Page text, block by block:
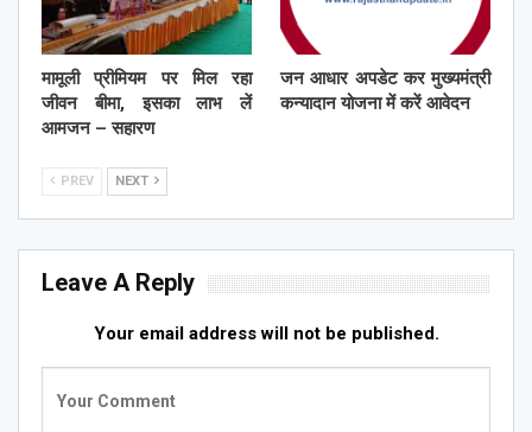
मामूली प्रीमियम पर मिल रहा
जीवन बीमा, इसका लाभ लें
आमजन – सहारण
जन आधार अपडेट कर मुख्यमंत्री
कन्यादान योजना में करें आवेदन
PREV NEXT
Leave A Reply
Your email address will not be published.